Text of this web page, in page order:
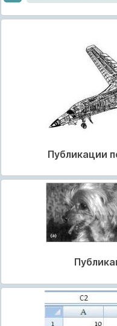
Публикации